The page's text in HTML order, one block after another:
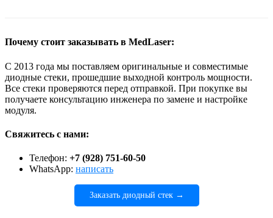
Почему стоит заказывать в MedLaser:
С 2013 года мы поставляем оригинальные и совместимые
диодные стеки, прошедшие выходной контроль мощности.
Все стеки проверяются перед отправкой. При покупке вы
получаете консультацию инженера по замене и настройке
модуля.
Свяжитесь с нами:
Телефон: +7 (928) 751-60-50
WhatsApp: написать
Заказать диодный стек →